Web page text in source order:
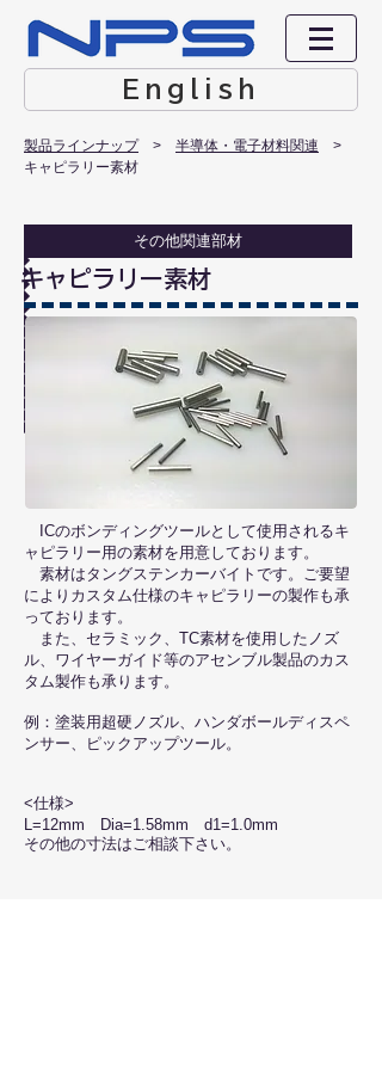
English
製品ラインナップ> ​ 半導体・電子材料関連 >
キャピラリー素材
その他関連部材
キャピラリー素材
ICのボンディングツールとして使用されるキ
ャピラリー用の素材を用意しております。
素材はタングステンカーバイトです。ご要望
によりカスタム仕様のキャピラリーの製作も承
っております。
また、セラミック、TC素材を使用したノズ
ル、ワイヤーガイド等のアセンブル製品のカス
タム製作も承ります。
例：塗装用超硬ノズル、ハンダボールディスペ
ンサー、ピックアップツール。
<仕様>
L=12mm Dia=1.58mm d1=1.0mm
その他の寸法はご相談下さい。